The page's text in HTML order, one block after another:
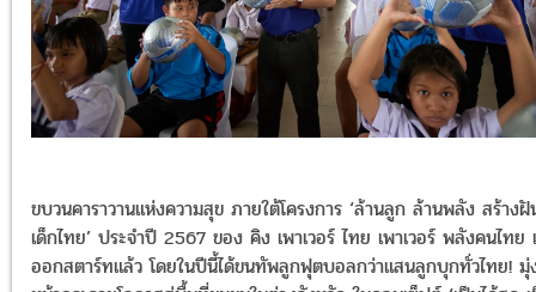
ขบวนคาราวานแห่งความสุข ภายใต้โครงการ ‘ล้านลูก ล้านพลัง สร้าง
เด็กไทย’ ประจำปี 2567 ของ คิง เพาเวอร์ ไทย เพาเวอร์ พลังคนไทย
ออกสตาร์ทแล้ว โดยในปีนี้ได้ขนทัพลูกฟุตบอลกว่าแสนลูกบุกทั่วไทย! มุ่